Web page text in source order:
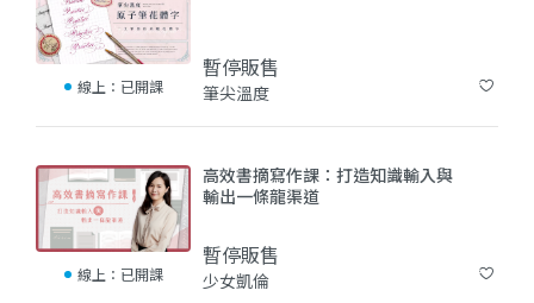
線上： 已開課
暫停販售
筆尖溫度
線上： 已開課
高效書摘寫作課：打造知識輸入與
輸出一條龍渠道
暫停販售
少女凱倫